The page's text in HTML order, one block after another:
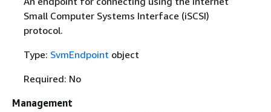
Small Computer Systems Interface (iSCSI)
protocol.
Type: SvmEndpoint object
Required: No
Management